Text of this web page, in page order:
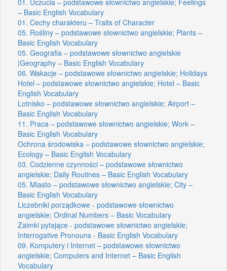
– Basic English Vocabulary
01. Cechy charakteru – Traits of Character
05. Rośliny – podstawowe słownictwo angielskie; Plants –
Basic English Vocabulary
05. Geografia – podstawowe słownictwo angielskie
|Geography – Basic English Vocabulary
06. Wakacje – podstawowe słownictwo angielskie; Holidays
Hotel – podstawowe słownictwo angielskie; Hotel – Basic
English Vocabulary
Lotnisko – podstawowe słownictwo angielskie; Airport –
Basic English Vocabulary
11. Praca – podstawowe słownictwo angielskie; Work –
Basic English Vocabulary
Ochrona środowiska – podstawowe słownictwo angielskie;
Ecology – Basic English Vocabulary
03. Codzienne czynności – podstawowe słownictwo
angielskie; Daily Routines – Basic English Vocabulary
05. Miasto – podstawowe słownictwo angielskie; City –
Basic English Vocabulary
Liczebniki porządkowe - podstawowe słownictwo
angielskie; Ordinal Numbers – Basic Vocabulary
Zaimki pytające - podstawowe słownictwo angielskie;
Interrogative Pronouns - Basic English Vocabulary
09. Komputery i Internet – podstawowe słownictwo
angielskie; Computers and Internet – Basic English
Vocabulary